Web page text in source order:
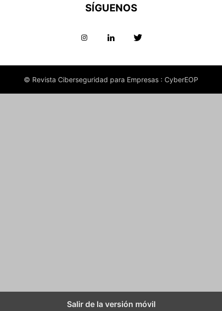
SÍGUENOS
© Revista Ciberseguridad para Empresas : CyberEOP
Salir de la versión móvil